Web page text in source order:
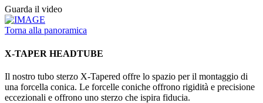
Guarda il video
Torna alla panoramica
X-TAPER HEADTUBE
Il nostro tubo sterzo X-Tapered offre lo spazio per il montaggio di
una forcella conica. Le forcelle coniche offrono rigidità e precisione
eccezionali e offrono uno sterzo che ispira fiducia.